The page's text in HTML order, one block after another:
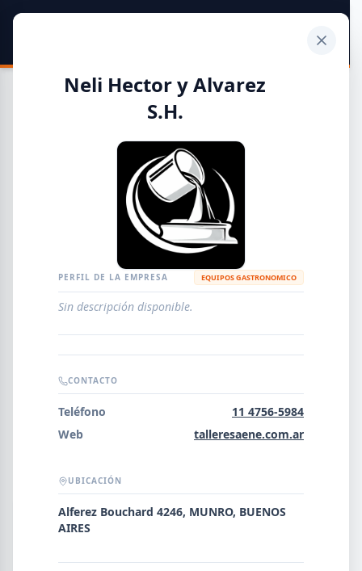
Guía de Empresas Metalúrgicas y Siderúrgicas
METALÚRGICAS
EMPRESAS AGREGAR EMPRESA 0RESULTADOS
NOMBRE
Neli Hector y Alvarez
S.H.
PERFIL DE LA EMPRESA EQUIPOS GASTRONOMICO
Sin descripción disponible.
CONTACTO
Teléfono
11 4756-5984
Web
talleresaene.com.ar
UBICACIÓN
Alferez Bouchard 4246, MUNRO, BUENOS
AIRES